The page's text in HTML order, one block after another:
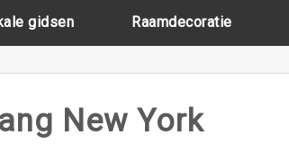
gidsen Raamdecoratie
New York